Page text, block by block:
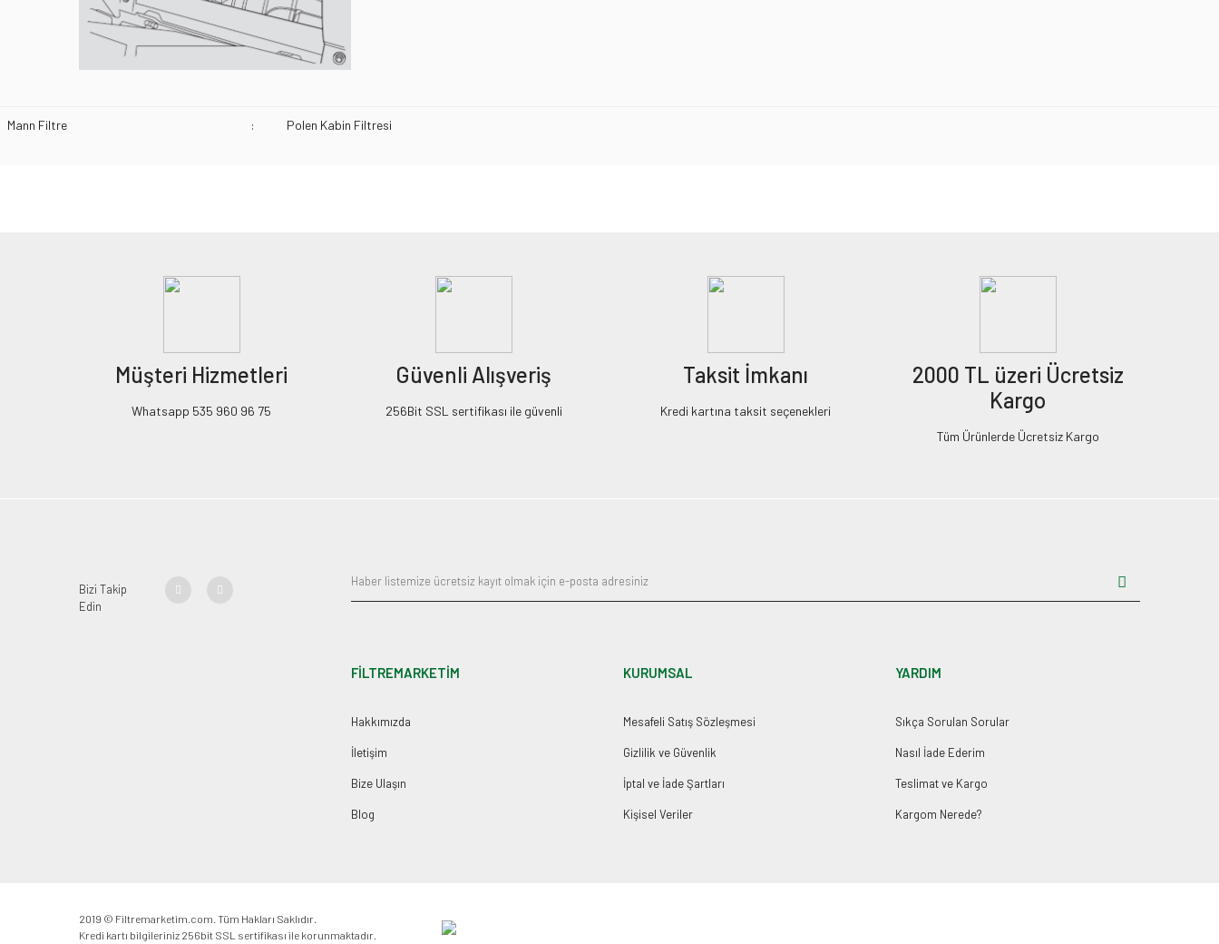
Mann Filtre : Polen Kabin Filtresi
Müşteri Hizmetleri
Whatsapp 535 960 96 75
Güvenli Alışveriş
256Bit SSL sertifikası ile güvenli
Taksit İmkanı
Kredi kartına taksit seçenekleri
2000 TL üzeri Ücretsiz
Kargo
Tüm Ürünlerde Ücretsiz Kargo
Bizi Takip
Edin
FİLTREMARKETİM
Hakkımızda
İletişim
Bize Ulaşın
Blog
KURUMSAL
Mesafeli Satış Sözleşmesi
Gizlilik ve Güvenlik
İptal ve İade Şartları
Kişisel Veriler
YARDIM
Sıkça Sorulan Sorular
Nasıl İade Ederim
Teslimat ve Kargo
Kargom Nerede?
2019 © Filtremarketim.com. Tüm Hakları Saklıdır.
Kredi kartı bilgileriniz 256bit SSL sertifikası ile korunmaktadır.